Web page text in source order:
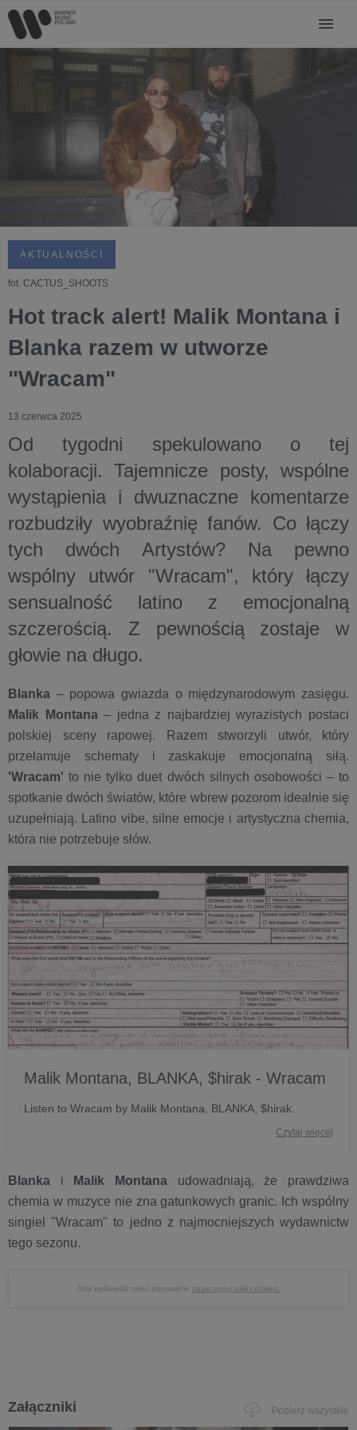
AKTUALNOŚCI
fot. CACTUS_SHOOTS
Hot track alert! Malik Montana i
Blanka razem w utworze
"Wracam"
13 czerwca 2025
Od tygodni spekulowano o tej
kolaboracji. Tajemnicze posty, wspólne
wystąpienia i dwuznaczne komentarze
rozbudziły wyobraźnię fanów. Co łączy
tych dwóch Artystów? Na pewno
wspólny utwór "Wracam", który łączy
sensualność latino z emocjonalną
szczerością. Z pewnością zostaje w
głowie na długo.
Blanka – popowa gwiazda o międzynarodowym zasięgu.
Malik Montana– jedna z najbardziej wyrazistych postaci
polskiej sceny rapowej. Razem stworzyli utwór, który
przełamuje schematy i zaskakuje emocjonalną siłą.
'Wracam'to nie tylko duet dwóch silnych osobowości – to
spotkanie dwóch światów, które wbrew pozorom idealnie się
uzupełniają. Latino vibe, silne emocje i artystyczna chemia,
która nie potrzebuje słów.
Malik Montana, BLANKA, $hirak - Wracam
Listen to Wracam by Malik Montana, BLANKA, $hirak.
Czytaj więcej
Blanka i Malik Montana udowadniają, że prawdziwa
chemia w muzyce nie zna gatunkowych granic. Ich wspólny
singiel "Wracam" to jedno z najmocniejszych wydawnictw
tego sezonu.
Aby wyświetlić treść poprawnie zaakceptuj pliki cookies.
Załączniki Pobierz wszystkie